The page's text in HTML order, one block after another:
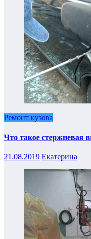
Ремонт кузова
Что такое стержневая
21.08.2019 Екатерина